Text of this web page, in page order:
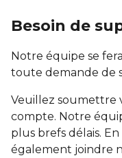
Besoin de
Notre équipe se
toute demande de
Veuillez soumettre
compte. Notre
plus brefs délais.
également joindre